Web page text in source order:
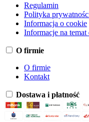
Regulamin
Polityka
Informacja o cookie
Informacje na
O firmie
O firmie
Kontakt
Dostawa i płatność